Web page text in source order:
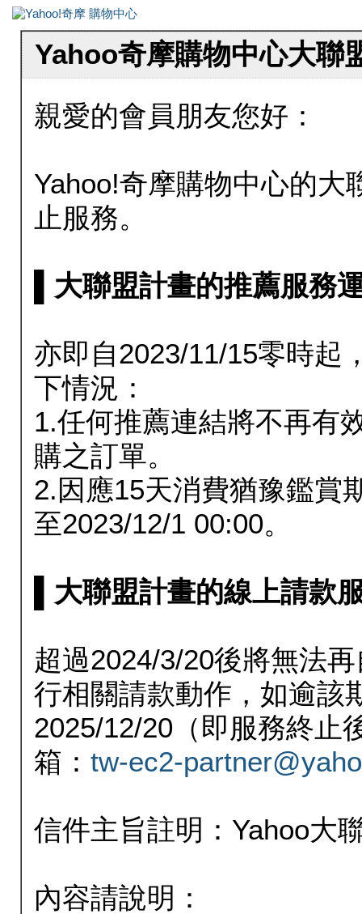
Yahoo奇摩購物中心大聯
親愛的會員朋友您好：
Yahoo!奇摩購物中心的大
止服務。
▌大聯盟計畫的推薦服務
亦即自2023/11/15零時起
下情況：
1.任何推薦連結將不再有
購之訂單。
2.因應15天消費猶豫鑑賞
至2023/12/1 00:00。
▌大聯盟計畫的線上請款
超過2024/3/20後將無法
行相關請款動作，如逾該
2025/12/20（即服務終止
箱： tw-ec2-
信件主旨註明：Yahoo大
內容請說明：